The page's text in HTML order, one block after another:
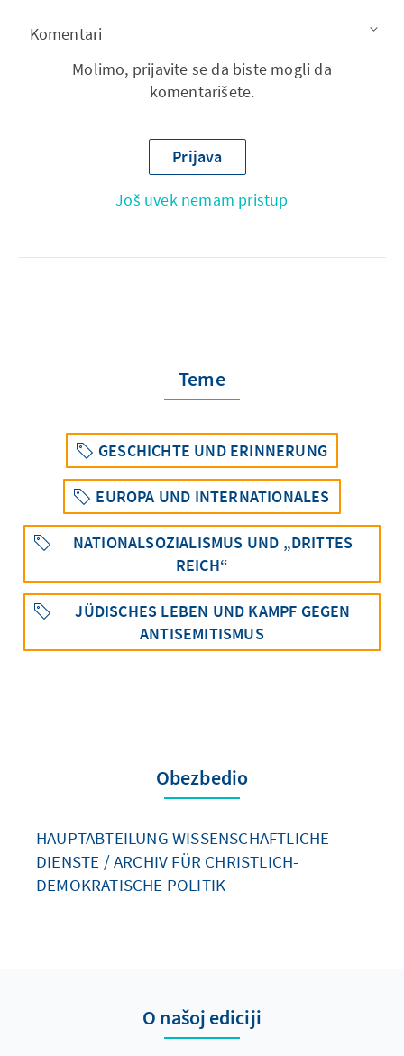
Komentari
Molimo, prijavite se da biste mogli da
komentarišete.
Prijava
Još uvek nemam pristup
Teme
GESCHICHTE UND ERINNERUNG
EUROPA UND INTERNATIONALES
NATIONALSOZIALISMUS UND „DRITTES
REICH“
JÜDISCHES LEBEN UND KAMPF GEGEN
ANTISEMITISMUS
Obezbedio
HAUPTABTEILUNG WISSENSCHAFTLICHE
DIENSTE / ARCHIV FÜR CHRISTLICH-
DEMOKRATISCHE POLITIK
O našoj ediciji